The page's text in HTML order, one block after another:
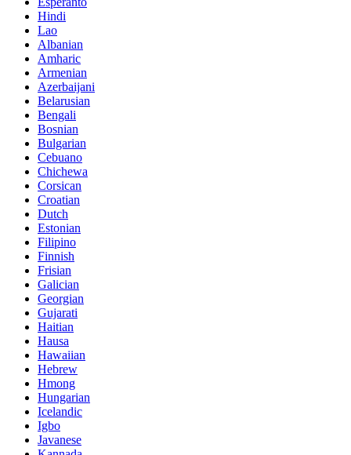
Hindi
Lao
Albanian
Amharic
Armenian
Azerbaijani
Belarusian
Bengali
Bosnian
Bulgarian
Cebuano
Chichewa
Corsican
Croatian
Dutch
Estonian
Filipino
Finnish
Frisian
Galician
Georgian
Gujarati
Haitian
Hausa
Hawaiian
Hebrew
Hmong
Hungarian
Icelandic
Igbo
Javanese